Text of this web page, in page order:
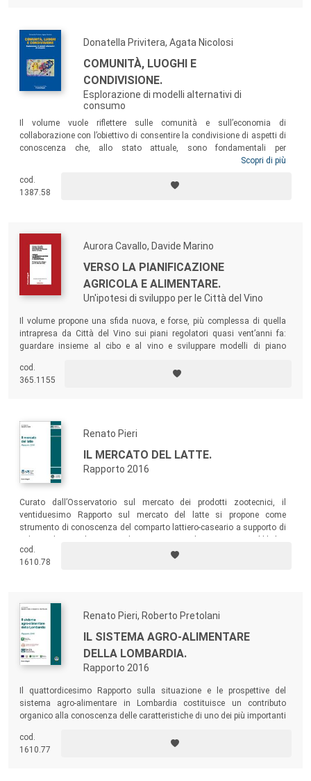
Donatella Privitera, Agata Nicolosi
COMUNITÀ, LUOGHI E
CONDIVISIONE.
Esplorazione di modelli alternativi di
consumo
Il volume vuole riflettere sulle comunità e sull’economia di
collaborazione con l’obiettivo di consentire la condivisione di aspetti di
conoscenza che, allo stato attuale, sono fondamentali per
comprendere un modello di servizi che innova il modo di gestire la
condivisione come un atto interno alle comunità, la fruizione di servizi,
prodotti e spazi assume un valore differente rispetto al concetto
Scopri di più
cod.
1387.58
Aurora Cavallo, Davide Marino
VERSO LA PIANIFICAZIONE
AGRICOLA E ALIMENTARE.
Un'ipotesi di sviluppo per le Città del Vino
Il volume propone una sfida nuova, e forse, più complessa di quella
intrapresa da Città del Vino sui piani regolatori quasi vent’anni fa:
guardare insieme al cibo e al vino e sviluppare modelli di piano
insieme.
cod.
365.1155
Renato Pieri
IL MERCATO DEL LATTE.
Rapporto 2016
Curato dall’Osservatorio sul mercato dei prodotti zootecnici, il
ventiduesimo Rapporto sul mercato del latte si propone come
strumento di conoscenza del comparto lattiero-caseario a supporto di
organizzazioni professionali, strutture associative, operatori
d’impresa e studiosi –, sono chiamati a contribuire al suo
cod.
1610.78
Renato Pieri, Roberto Pretolani
IL SISTEMA AGRO-ALIMENTARE
DELLA LOMBARDIA.
Rapporto 2016
Il quattordicesimo Rapporto sulla situazione e le prospettive del
sistema agro-alimentare in Lombardia costituisce un contributo
organico alla conoscenza delle caratteristiche di uno dei più importanti
indicazioni agli operatori del settore e un quadro di riferimento
complessivo per gli attori pubblici.
cod.
1610.77